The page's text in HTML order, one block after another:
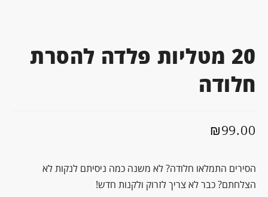
20 מטליות פלדה להסרת
חלודה
₪99.00
הסירים התמלאו חלודה? לא משנה כמה ניסיתם לנקות לא
הצלחתם? כבר לא צריך לזרוק ולקנות חדש!